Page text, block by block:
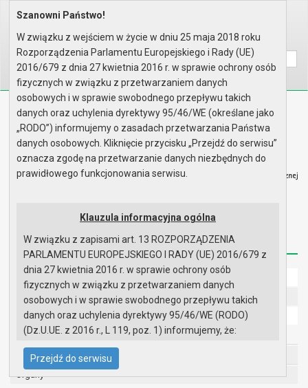
Home Informacje
Wyszukaj na stronie:
A
Biuletyn Informacji Publicznej
Urząd Miasta i Gminy w Gryfinie
Strona główna Mapa serwisu Aktualności
Redakcja Instrukcja korzystania Dostępność
UMiG - telefony wewnętrzne
Ochrona danych osobowych
Urząd Miasta i Gminy w Gryfinie
Straż Miejska
Organy
Szanowni Państwo!
W związku z wejściem w życie w dniu 25 maja 2018 roku
Rozporządzenia Parlamentu Europejskiego i Rady (UE)
2016/679 z dnia 27 kwietnia 2016 r. w sprawie ochrony osób
fizycznych w związku z przetwarzaniem danych
osobowych i w sprawie swobodnego przepływu takich
danych oraz uchylenia dyrektywy 95/46/WE (określane jako
„RODO”) informujemy o zasadach przetwarzania Państwa
danych osobowych. Kliknięcie przycisku „Przejdź do serwisu”
oznacza zgodę na przetwarzanie danych niezbędnych do
prawidłowego funkcjonowania serwisu.
Klauzula informacyjna ogólna
W związku z zapisami art. 13 ROZPORZĄDZENIA
PARLAMENTU EUROPEJSKIEGO I RADY (UE) 2016/679 z
dnia 27 kwietnia 2016 r. w sprawie ochrony osób
fizycznych w związku z przetwarzaniem danych
osobowych i w sprawie swobodnego przepływu takich
danych oraz uchylenia dyrektywy 95/46/WE (RODO)
(Dz.U.UE. z 2016 r., L 119, poz. 1) informujemy, że:
Administratorem Pani/Pana danych osobowych
jest:
Przejdź do serwisu